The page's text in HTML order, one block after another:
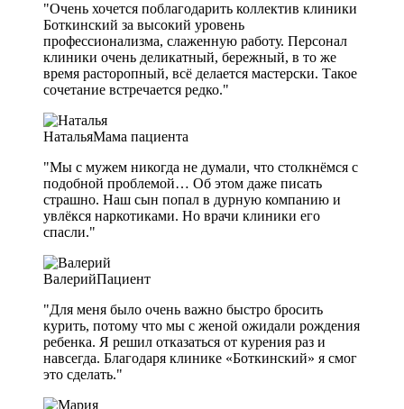
"Очень хочется поблагодарить коллектив клиники
Боткинский за высокий уровень
профессионализма, слаженную работу. Персонал
клиники очень деликатный, бережный, в то же
время расторопный, всё делается мастерски. Такое
сочетание встречается редко."
НатальяМама пациента
"Мы с мужем никогда не думали, что столкнёмся с
подобной проблемой… Об этом даже писать
страшно. Наш сын попал в дурную компанию и
увлёкся наркотиками. Но врачи клиники его
спасли."
ВалерийПациент
"Для меня было очень важно быстро бросить
курить, потому что мы с женой ожидали рождения
ребенка. Я решил отказаться от курения раз и
навсегда. Благодаря клинике «Боткинский» я смог
это сделать."